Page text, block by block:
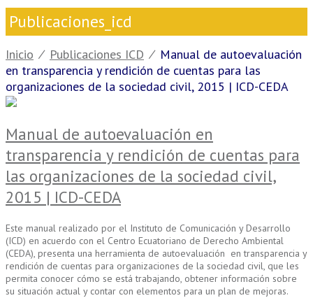
Publicaciones_icd
Inicio ⁄ Publicaciones ICD ⁄ Manual de autoevaluación
en transparencia y rendición de cuentas para las
organizaciones de la sociedad civil, 2015 | ICD-CEDA
Manual de autoevaluación en
transparencia y rendición de cuentas para
las organizaciones de la sociedad civil,
2015 | ICD-CEDA
Este manual realizado por el Instituto de Comunicación y Desarrollo
(ICD) en acuerdo con el Centro Ecuatoriano de Derecho Ambiental
(CEDA), presenta una herramienta de autoevaluación en transparencia y
rendición de cuentas para organizaciones de la sociedad civil, que les
permita conocer cómo se está trabajando, obtener información sobre
su situación actual y contar con elementos para un plan de mejoras.